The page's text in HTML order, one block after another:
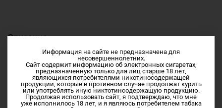
Описание
Предлагаем купить по низкой цене Сменный картридж
для POD системы NOVO 4 by Smok
Объём 2мл
Без испарителя
Информация на сайте не предназначена для
несовершеннолетних.
Сайт содержит информацию об электронных сигаретах,
предназначенную только для лиц старше 18 лет,
являющихся потребителями никотиносодержащей
продукции, которые в противном случае продолжат курить
или употреблять иную никтотинсодержащую продукцию.
Продолжая использовать сайт, я подтверждаю, что мне
уже исполнилось 18 лет, и я являюсь потребителем табака